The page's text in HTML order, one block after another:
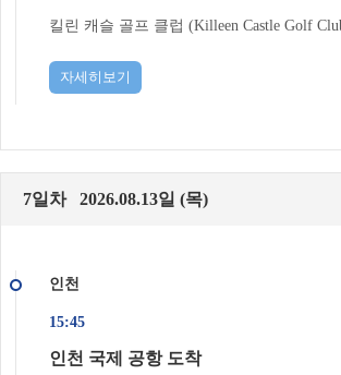
킬린 캐슬 골프 클럽 (Killeen Castle Golf
자세히보기
7일차 2026.08.13일 (목)
인천
15:45
인천 국제 공항 도착